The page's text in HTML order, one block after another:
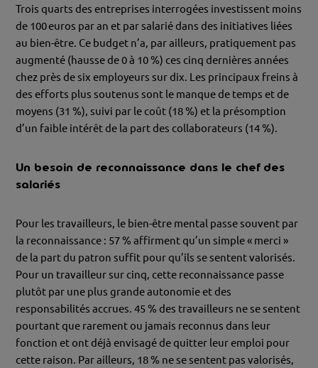
Trois quarts des entreprises interrogées investissent moins
de 100 euros par an et par salarié dans des initiatives liées
au bien-être. Ce budget n’a, par ailleurs, pratiquement pas
augmenté (hausse de 0 à 10 %) ces cinq dernières années
chez près de six employeurs sur dix. Les principaux freins à
des efforts plus soutenus sont le manque de temps et de
moyens (31 %), suivi par le coût (18 %) et la présomption
d’un faible intérêt de la part des collaborateurs (14 %).
Un besoin de reconnaissance dans le chef des
salariés
Pour les travailleurs, le bien-être mental passe souvent par
la reconnaissance : 57 % affirment qu’un simple « merci »
de la part du patron suffit pour qu’ils se sentent valorisés.
Pour un travailleur sur cinq, cette reconnaissance passe
plutôt par une plus grande autonomie et des
responsabilités accrues. 45 % des travailleurs ne se sentent
pourtant que rarement ou jamais reconnus dans leur
fonction et ont déjà envisagé de quitter leur emploi pour
cette raison. Par ailleurs, 18 % ne se sentent pas valorisés,